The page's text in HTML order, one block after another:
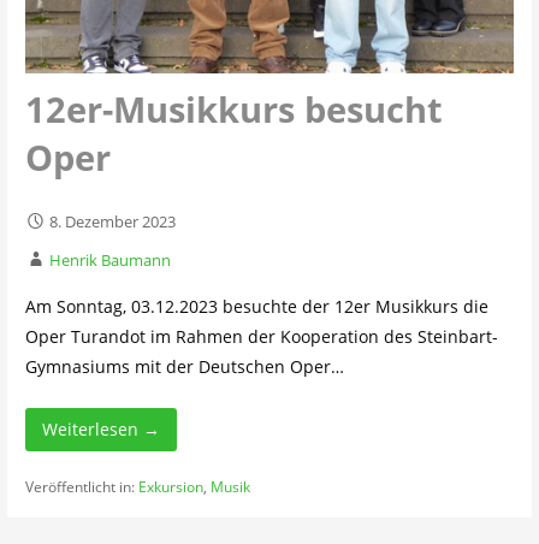
12er-Musikkurs besucht
Oper
8. Dezember 2023
Henrik Baumann
Am Sonntag, 03.12.2023 besuchte der 12er Musikkurs die
Oper Turandot im Rahmen der Kooperation des Steinbart-
Gymnasiums mit der Deutschen Oper…
Weiterlesen →
Veröffentlicht in: Exkursion, Musik